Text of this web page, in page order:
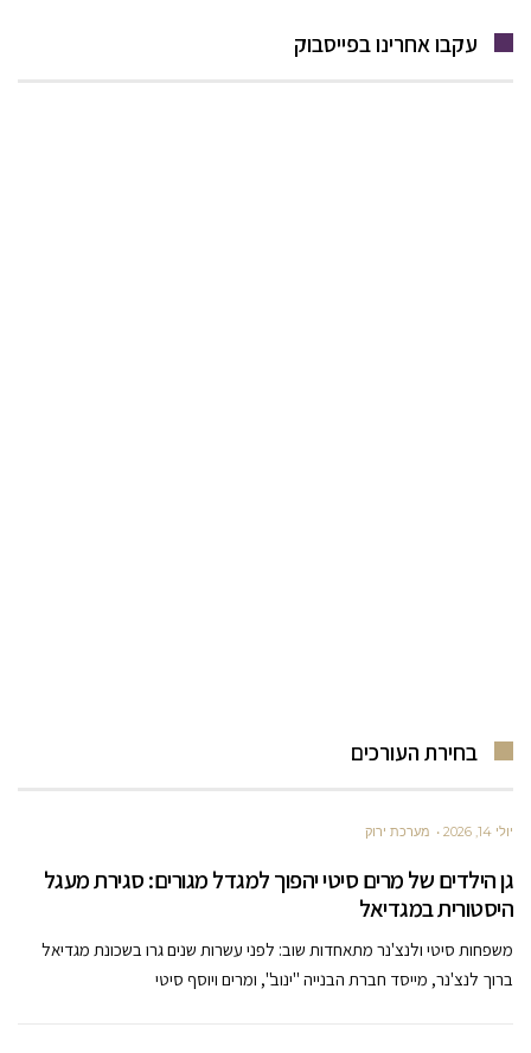
עקבו אחרינו בפייסבוק
בחירת העורכים
יולי 14, 2026 מערכת ירוק
גן הילדים של מרים סיטי יהפוך למגדל מגורים: סגירת מעגל
היסטורית במגדיאל
משפחות סיטי ולנצ'נר מתאחדות שוב: לפני עשרות שנים גרו בשכונת מגדיאל
ברוך לנצ'נר, מייסד חברת הבנייה "ינוב", ומרים ויוסף סיטי